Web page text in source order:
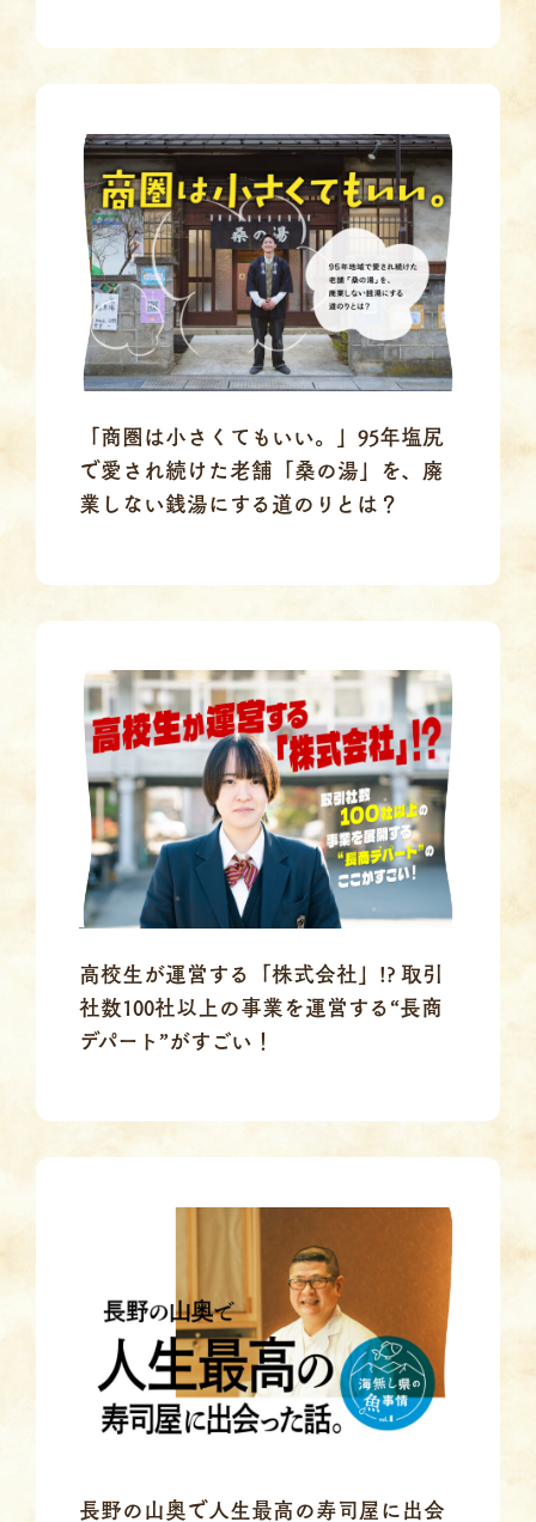
「商圏は小さくてもいい。」95年塩尻
で愛され続けた老舗「桑の湯」を、廃
業しない銭湯にする道のりとは？
高校生が運営する「株式会社」!? 取引
社数100社以上の事業を運営する“長商
デパート”がすごい！
長野の山奥で人生最高の寿司屋に出会